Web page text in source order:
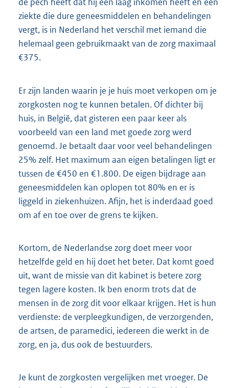
de pech heeft dat hij een laag inkomen heeft en een
ziekte die dure geneesmiddelen en behandelingen
vergt, is in Nederland het verschil met iemand die
helemaal geen gebruikmaakt van de zorg maximaal
€375.
Er zijn landen waarin je je huis moet verkopen om je
zorgkosten nog te kunnen betalen. Of dichter bij
huis, in België, dat gisteren een paar keer als
voorbeeld van een land met goede zorg werd
genoemd. Je betaalt daar voor veel behandelingen
25% zelf. Het maximum aan eigen betalingen ligt er
tussen de €450 en €1.800. De eigen bijdrage aan
geneesmiddelen kan oplopen tot 80% en er is
liggeld in ziekenhuizen. Afijn, het is inderdaad goed
om af en toe over de grens te kijken.
Kortom, de Nederlandse zorg doet meer voor
hetzelfde geld en hij doet het beter. Dat komt goed
uit, want de missie van dit kabinet is betere zorg
tegen lagere kosten. Ik ben enorm trots dat de
mensen in de zorg dit voor elkaar krijgen. Het is hun
verdienste: de verpleegkundigen, de verzorgenden,
de artsen, de paramedici, iedereen die werkt in de
zorg, en ja, dus ook de bestuurders.
Je kunt de zorgkosten vergelijken met vroeger. De